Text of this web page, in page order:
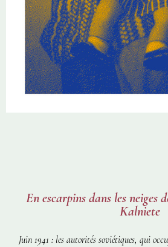
En escarpins dans les neiges
Kalniete
Juin 1941 : les autorités soviétiques, qui